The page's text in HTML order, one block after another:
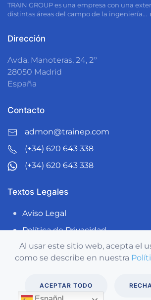
TRAIN GROUPes una empresa con una
distintas áreas del campo de la ingeniería...
Dirección
Avda. Manoteras, 24, 2º
28050 Madrid
España
Contacto
admon@trainep.com
(+34) 620 643 338
(+34) 620 643 338
Textos Legales
Aviso Legal
Política de Privacidad
Política de Cookies
Aviso Legal | Política de Privacidad|
Al usar este sitio web, acepta el
como se describe en nuestra
ACEPTAR TODO